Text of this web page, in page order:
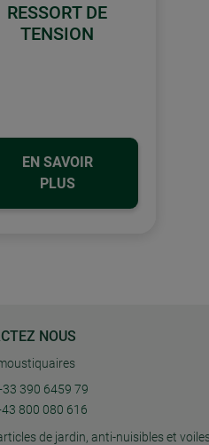
RESSORT DE
TENSION
EN SAVOIR
PLUS
NOUS
390 6459 79
800 080 616
de jardin, anti-nuisibles et